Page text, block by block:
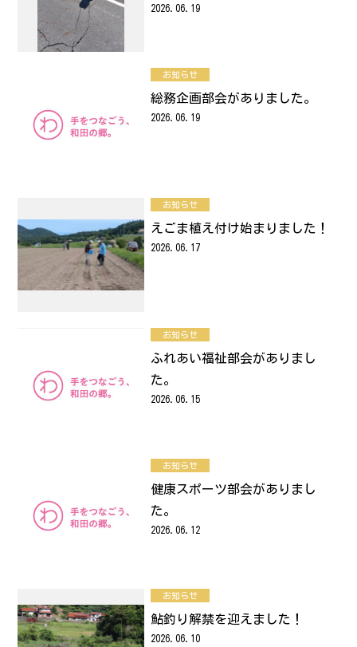
2026.06.19
お知らせ
総務企画部会がありました。
2026.06.19
お知らせ
えごま植え付け始まりました！
2026.06.17
お知らせ
ふれあい福祉部会がありまし
た。
2026.06.15
お知らせ
健康スポーツ部会がありまし
た。
2026.06.12
お知らせ
鮎釣り解禁を迎えました！
2026.06.10